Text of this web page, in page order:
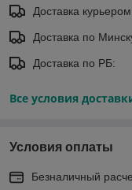
Доставка курьером
Доставка по
Доставка по РБ:
Все условия
Условия оплаты
Безналичный